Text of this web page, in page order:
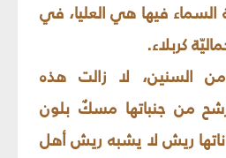
فيها هي العليا، في
كربلاء.
السنين، لا زالت هذه
من جنباتها مسكٌ بلون
ريش لا يشبه ريش أهل